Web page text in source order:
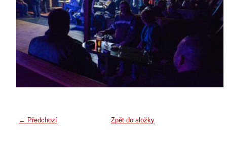
← Předchozí Zpět do složky